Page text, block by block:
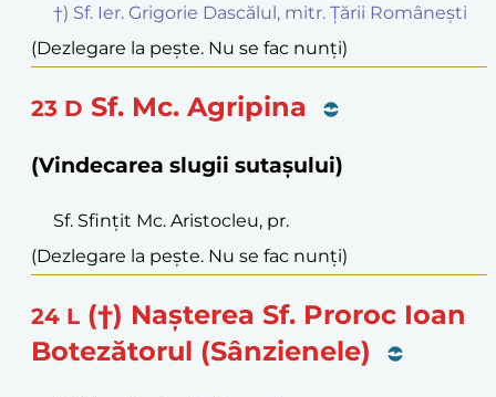
†) Sf. Ier. Grigorie Dascălul, mitr. Țării Românești
(Dezlegare la pește. Nu se fac nunți)
23 D Sf. Mc. Agripina
(Vindecarea slugii sutașului)
Sf. Sfințit Mc. Aristocleu, pr.
(Dezlegare la pește. Nu se fac nunți)
24 L (†) Nașterea Sf. Proroc Ioan
Botezătorul (Sânzienele)